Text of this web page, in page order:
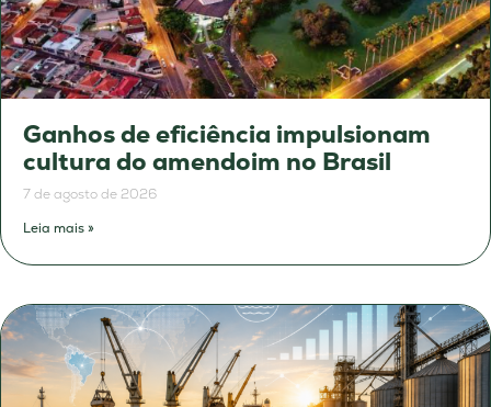
Ganhos de eficiência impulsionam
cultura do amendoim no Brasil
7 de agosto de 2026
Leia mais »